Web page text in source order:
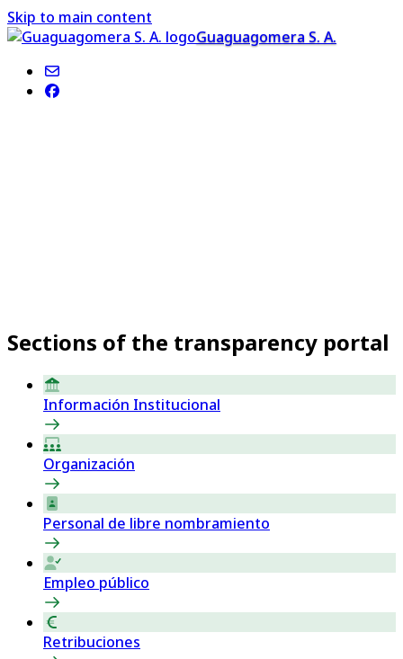
Skip to main content
Guaguagomera S. A.
Sections of the transparency portal
Información Institucional
Organización
Personal de libre nombramiento
Empleo público
Retribuciones